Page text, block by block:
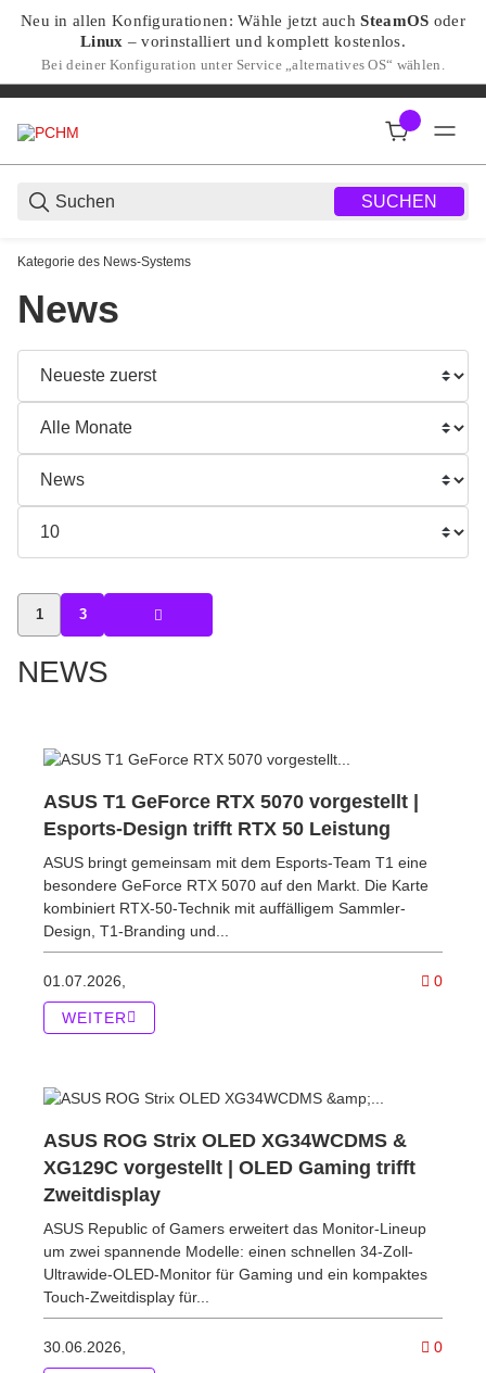
Neu in allen Konfigurationen: Wähle jetzt auchSteamOS oder
Linux – vorinstalliert und komplett kostenlos.
Bei deiner Konfiguration unter Service „alternatives OS“ wählen.
SUCHEN
Kategorie des News-Systems
News
1 3
NEWS
ASUS T1 GeForce RTX 5070 vorgestellt |
Esports-Design trifft RTX 50 Leistung
ASUS bringt gemeinsam mit dem Esports-Team T1 eine
besondere GeForce RTX 5070 auf den Markt. Die Karte
kombiniert RTX-50-Technik mit auffälligem Sammler-
Design, T1-Branding und...
01.07.2026, 0
WEITER
ASUS ROG Strix OLED XG34WCDMS &
XG129C vorgestellt | OLED Gaming trifft
Zweitdisplay
ASUS Republic of Gamers erweitert das Monitor-Lineup
um zwei spannende Modelle: einen schnellen 34-Zoll-
Ultrawide-OLED-Monitor für Gaming und ein kompaktes
Touch-Zweitdisplay für...
30.06.2026, 0